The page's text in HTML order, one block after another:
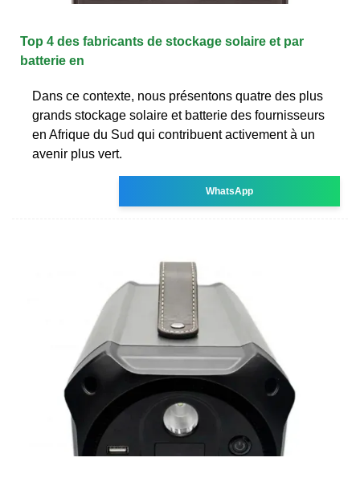
Top 4 des fabricants de stockage solaire et par
batterie en
Dans ce contexte, nous présentons quatre des plus
grands stockage solaire et batterie des fournisseurs
en Afrique du Sud qui contribuent activement à un
avenir plus vert.
WhatsApp